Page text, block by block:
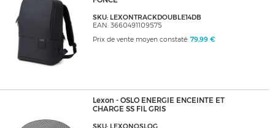
SKU: LEXONTRACKDOUBLE14DB
EAN: 3660491109575
Prix de vente moyen constaté: 79,99 €
Lexon - OSLO ENERGIE ENCEINTE ET
CHARGE SS FIL GRIS